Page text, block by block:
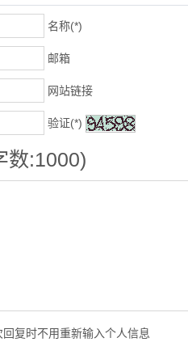
名称(*)
邮箱
网站链接
验证(*)
数:1000)
复时不用重新输入个人信息